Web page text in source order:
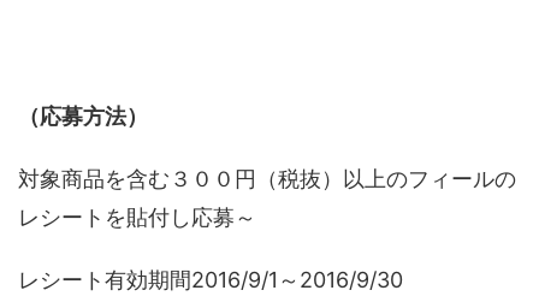
（応募方法）
対象商品を含む３００円（税抜）以上のフィールの
レシートを貼付し応募～
レシート有効期間2016/9/1～2016/9/30